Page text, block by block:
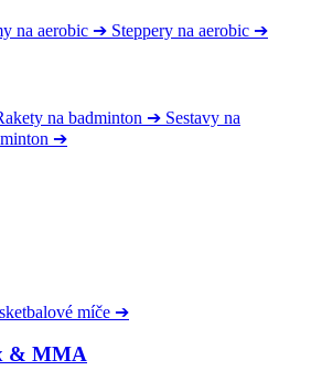
na aerobic ➔ Steppery na aerobic ➔
na badminton ➔ Sestavy na
➔
míče ➔
& MMA